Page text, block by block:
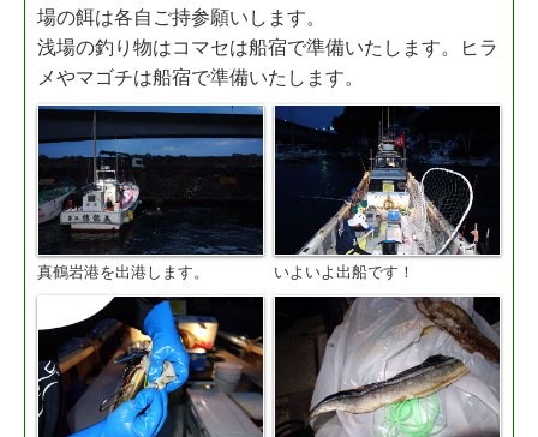
場の餌は各自ご持参願いします。
浅場の釣り物はコマセは船宿で準備いたします。ヒラ
メやマゴチは船宿で準備いたします。
真鶴岩港を出港します。 いよいよ出船です！